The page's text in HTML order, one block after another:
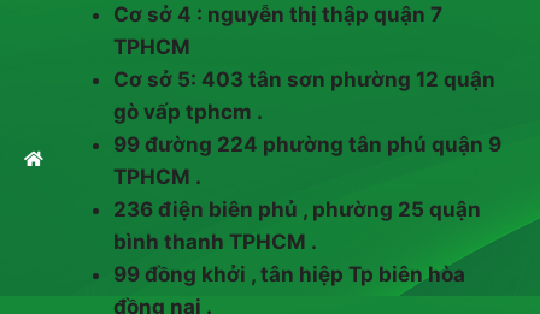
Cơ sở 4 : nguyễn thị thập quận 7
TPHCM
Cơ sở 5: 403 tân sơn phường 12 quận
gò vấp tphcm .
99 đường 224 phường tân phú quận 9
TPHCM .
236 điện biên phủ , phường 25 quận
bình thanh TPHCM .
99 đồng khởi , tân hiệp Tp biên hòa
đồng nai .